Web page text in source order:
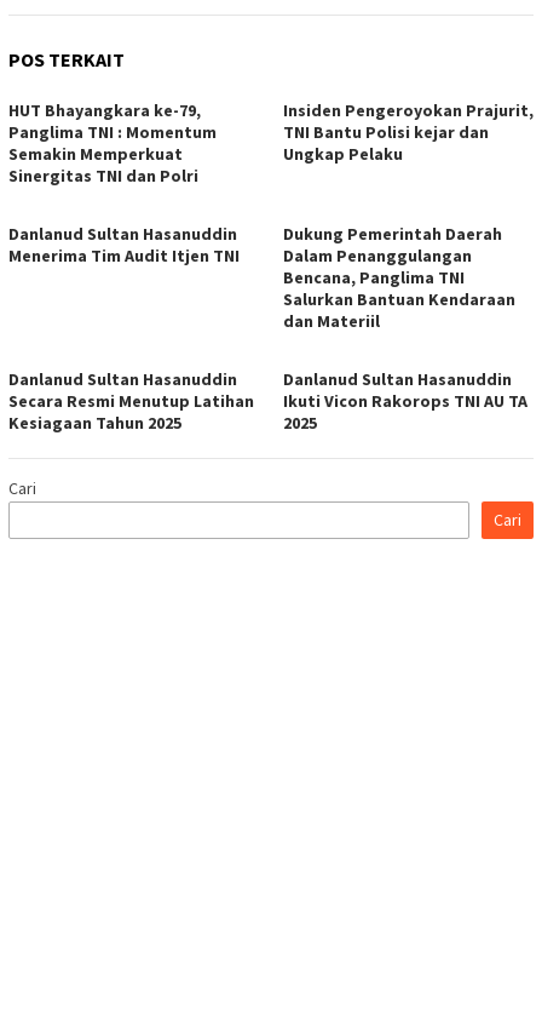
POS TERKAIT
HUT Bhayangkara ke-79,
Panglima TNI : Momentum
Semakin Memperkuat
Sinergitas TNI dan Polri
Insiden Pengeroyokan Prajurit,
TNI Bantu Polisi kejar dan
Ungkap Pelaku
Danlanud Sultan Hasanuddin
Menerima Tim Audit Itjen TNI
Dukung Pemerintah Daerah
Dalam Penanggulangan
Bencana, Panglima TNI
Salurkan Bantuan Kendaraan
dan Materiil
Danlanud Sultan Hasanuddin
Secara Resmi Menutup Latihan
Kesiagaan Tahun 2025
Danlanud Sultan Hasanuddin
Ikuti Vicon Rakorops TNI AU TA
2025
Cari
Cari